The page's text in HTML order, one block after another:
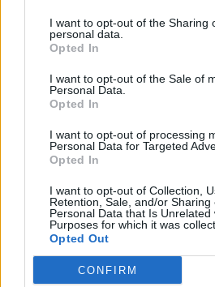
I want to opt-out of the Sharing
personal data.
Opted In
I want to opt-out of the Sale of
Personal Data.
Opted In
I want to opt-out of processing
Personal Data for Targeted
Opted In
I want to opt-out of Collection,
Retention, Sale, and/or Sharing
Personal Data that Is Unrelated
Purposes for which it was
Opted Out
CONFIRM